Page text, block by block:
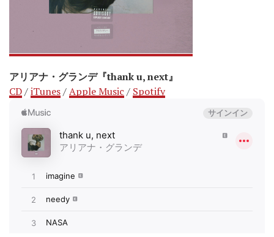
アリアナ・グランデ『thank u, next』
CD/iTunes/Apple Music / Spotify